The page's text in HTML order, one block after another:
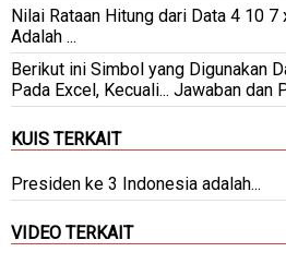
Nilai Rataan Hitung dari Data 4 10
Adalah ...
Berikut ini Simbol yang Digunakan
Pada Excel, Kecuali... Jawaban dan
KUIS TERKAIT
Presiden ke 3 Indonesia adalah...
VIDEO TERKAIT